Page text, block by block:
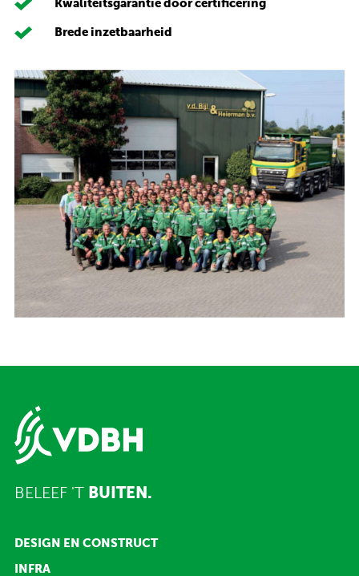
Brede inzetbaarheid
BELEEF 'T BUITEN.
DESIGN EN CONSTRUCT
INFRA